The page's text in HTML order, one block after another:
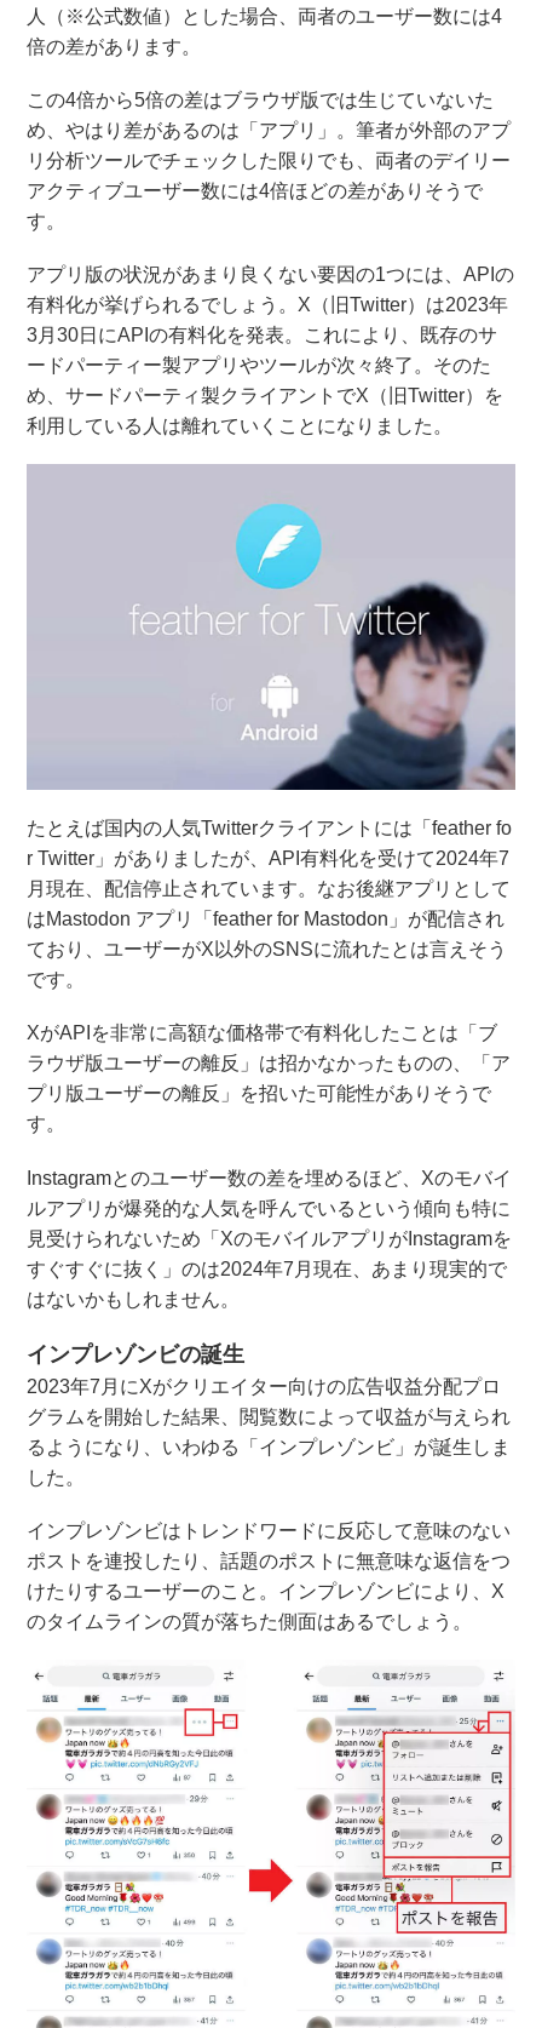
人（※公式数値）とした場合、両者のユーザー数には4
倍の差があります。
この4倍から5倍の差はブラウザ版では生じていないた
め、やはり差があるのは「アプリ」。筆者が外部のアプ
リ分析ツールでチェックした限りでも、両者のデイリー
アクティブユーザー数には4倍ほどの差がありそうで
す。
アプリ版の状況があまり良くない要因の1つには、APIの
有料化が挙げられるでしょう。X（旧Twitter）は2023年
3月30日にAPIの有料化を発表。これにより、既存のサ
ードパーティー製アプリやツールが次々終了。そのた
め、サードパーティ製クライアントでX（旧Twitter）を
利用している人は離れていくことになりました。
たとえば国内の人気Twitterクライアントには「feather fo
r Twitter」がありましたが、API有料化を受けて2024年7
月現在、配信停止されています。なお後継アプリとして
はMastodon アプリ「feather for Mastodon」が配信され
ており、ユーザーがX以外のSNSに流れたとは言えそう
です。
XがAPIを非常に高額な価格帯で有料化したことは「ブ
ラウザ版ユーザーの離反」は招かなかったものの、「ア
プリ版ユーザーの離反」を招いた可能性がありそうで
す。
Instagramとのユーザー数の差を埋めるほど、Xのモバイ
ルアプリが爆発的な人気を呼んでいるという傾向も特に
見受けられないため「XのモバイルアプリがInstagramを
すぐすぐに抜く」のは2024年7月現在、あまり現実的で
はないかもしれません。
インプレゾンビの誕生
2023年7月にXがクリエイター向けの広告収益分配プロ
グラムを開始した結果、閲覧数によって収益が与えられ
るようになり、いわゆる「インプレゾンビ」が誕生しま
した。
インプレゾンビはトレンドワードに反応して意味のない
ポストを連投したり、話題のポストに無意味な返信をつ
けたりするユーザーのこと。インプレゾンビにより、X
のタイムラインの質が落ちた側面はあるでしょう。